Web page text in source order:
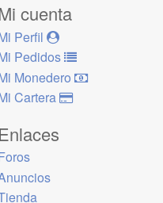
cuenta
Perfil
Pedidos
Monedero
Cartera
Enlaces